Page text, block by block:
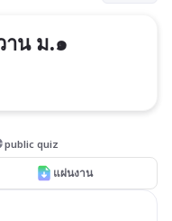
าน ม.๑
public quiz
แผ่นงาน